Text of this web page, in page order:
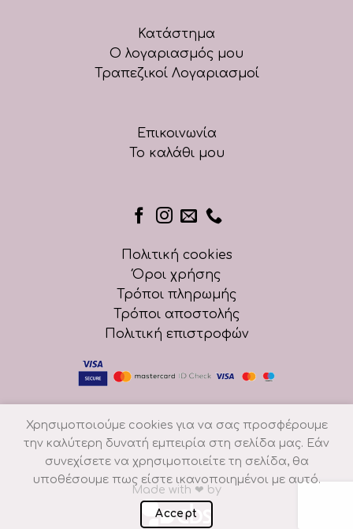
Κατάστημα
Ο λογαριασμός μου
Τραπεζικοί Λογαριασμοί
Επικοινωνία
Το καλάθι μου
Πολιτική cookies
Όροι χρήσης
Τρόποι πληρωμής
Τρόποι αποστολής
Πολιτική επιστροφών
Made with ❤ by
Χρησιμοποιούμε cookies για να σας προσφέρουμε
την καλύτερη δυνατή εμπειρία στη σελίδα μας. Εάν
συνεχίσετε να χρησιμοποιείτε τη σελίδα, θα
υποθέσουμε πως είστε ικανοποιημένοι με αυτό.
Accept